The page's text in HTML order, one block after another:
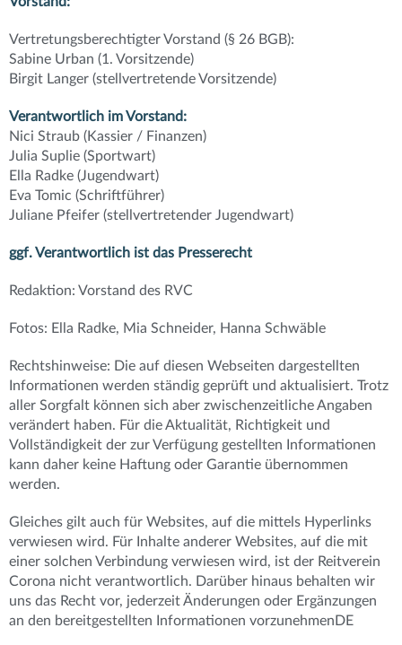
Vertretungsberechtigter Vorstand (§ 26 BGB):
Sabine Urban (1. Vorsitzende)
Birgit Langer (stellvertretende Vorsitzende)
Verantwortlich im Vorstand:
Nici Straub (Kassier / Finanzen)
Julia Suplie (Sportwart)
Ella Radke (Jugendwart)
Eva Tomic (Schriftführer)
Juliane Pfeifer (stellvertretender Jugendwart)
ggf.Verantwortlich ist das Presserecht
Redaktion: Vorstand des RVC
Fotos: Ella Radke, Mia Schneider, Hanna Schwäble
Rechtshinweise: Die auf diesen Webseiten dargestellten
Informationen werden ständig geprüft und aktualisiert. Trotz
aller Sorgfalt können sich aber zwischenzeitliche Angaben
verändert haben. Für die Aktualität, Richtigkeit und
Vollständigkeit der zur Verfügung gestellten Informationen
kann daher keine Haftung oder Garantie übernommen
werden.
Gleiches gilt auch für Websites, auf die mittels Hyperlinks
verwiesen wird. Für Inhalte anderer Websites, auf die mit
einer solchen Verbindung verwiesen wird, ist der Reitverein
Corona nicht verantwortlich. Darüber hinaus behalten wir
uns das Recht vor, jederzeit Änderungen oder Ergänzungen
an den bereitgestellten Informationen vorzunehmenDE